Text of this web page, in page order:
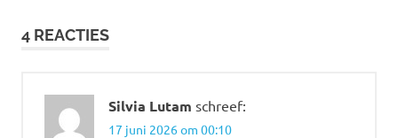
4 REACTIES
Silvia Lutam schreef:
17 juni 2026 om 00:10